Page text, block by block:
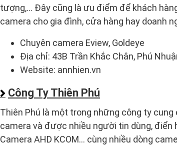
tượng,… Đây cũng là ưu điểm để khách
camera cho gia đình, cửa hàng hay doanh
Chuyên camera Eview, Goldeye
Địa chỉ: 43B Trần Khắc Chân, Phú
Website: annhien.vn
Công Ty Thiên Phú
Thiên Phú là một trong những công ty
camera và được nhiều người tin dùng, điển
Camera AHD KCOM… cùng nhiều dòng